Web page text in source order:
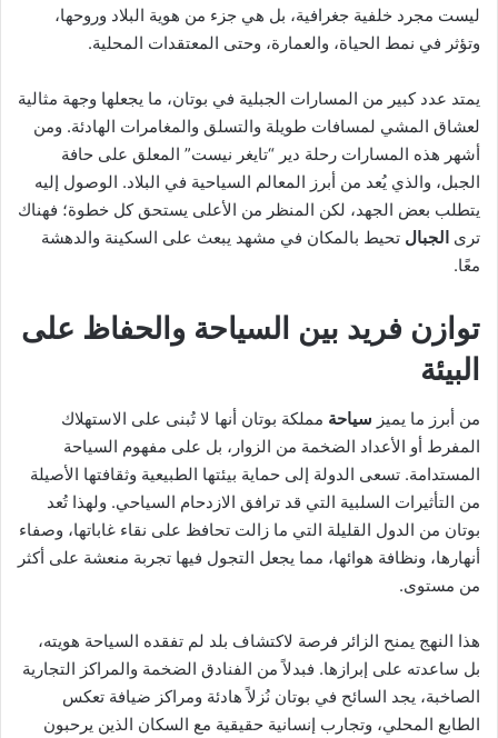
ليست مجرد خلفية جغرافية، بل هي جزء من هوية البلاد وروحها،
وتؤثر في نمط الحياة، والعمارة، وحتى المعتقدات المحلية.
يمتد عدد كبير من المسارات الجبلية في بوتان، ما يجعلها وجهة مثالية
لعشاق المشي لمسافات طويلة والتسلق والمغامرات الهادئة. ومن
أشهر هذه المسارات رحلة دير “تايغر نيست” المعلق على حافة
الجبل، والذي يُعد من أبرز المعالم السياحية في البلاد. الوصول إليه
يتطلب بعض الجهد، لكن المنظر من الأعلى يستحق كل خطوة؛ فهناك
ترى الجبال تحيط بالمكان في مشهد يبعث على السكينة والدهشة
معًا.
توازن فريد بين السياحة والحفاظ على
البيئة
من أبرز ما يميز سياحة مملكة بوتان أنها لا تُبنى على الاستهلاك
المفرط أو الأعداد الضخمة من الزوار، بل على مفهوم السياحة
المستدامة. تسعى الدولة إلى حماية بيئتها الطبيعية وثقافتها الأصيلة
من التأثيرات السلبية التي قد ترافق الازدحام السياحي. ولهذا تُعد
بوتان من الدول القليلة التي ما زالت تحافظ على نقاء غاباتها، وصفاء
أنهارها، ونظافة هوائها، مما يجعل التجول فيها تجربة منعشة على أكثر
من مستوى.
هذا النهج يمنح الزائر فرصة لاكتشاف بلد لم تفقده السياحة هويته،
بل ساعدته على إبرازها. فبدلاً من الفنادق الضخمة والمراكز التجارية
الصاخبة، يجد السائح في بوتان نُزلاً هادئة ومراكز ضيافة تعكس
الطابع المحلي، وتجارب إنسانية حقيقية مع السكان الذين يرحبون